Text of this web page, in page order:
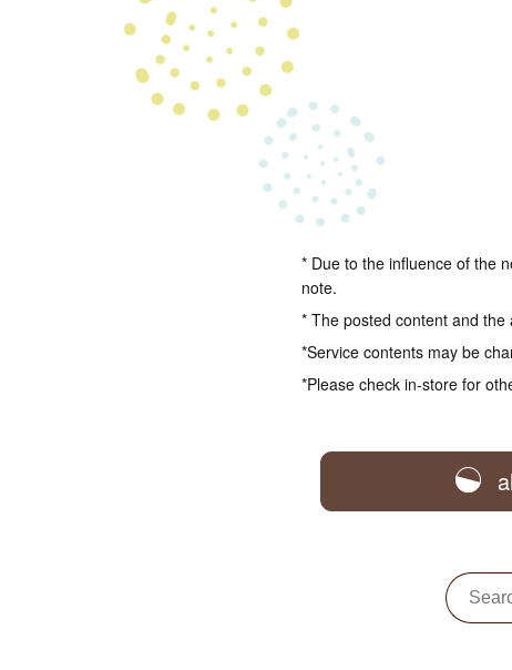
* Due to the influence of the
note.
* The posted content and
*Service contents may be
*Please check in-store for